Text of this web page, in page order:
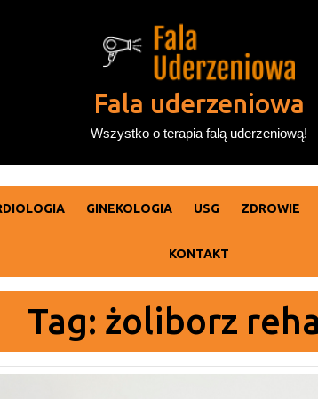
Fala uderzeniowa
Wszystko o terapia falą uderzeniową!
GINEKOLOGIA USG ZDROWIE
KONTAKT
Tag: żoliborz